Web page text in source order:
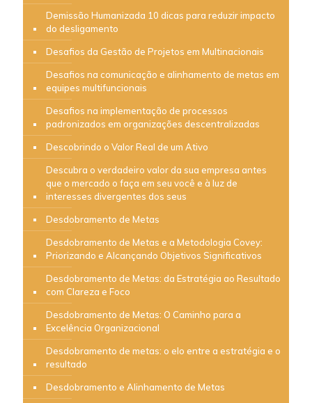
Demissão Humanizada 10 dicas para reduzir impacto
do desligamento
Desafios da Gestão de Projetos em Multinacionais
Desafios na comunicação e alinhamento de metas em
equipes multifuncionais
Desafios na implementação de processos
padronizados em organizações descentralizadas
Descobrindo o Valor Real de um Ativo
Descubra o verdadeiro valor da sua empresa antes
que o mercado o faça em seu você e à luz de
interesses divergentes dos seus
Desdobramento de Metas
Desdobramento de Metas e a Metodologia Covey:
Priorizando e Alcançando Objetivos Significativos
Desdobramento de Metas: da Estratégia ao Resultado
com Clareza e Foco
Desdobramento de Metas: O Caminho para a
Excelência Organizacional
Desdobramento de metas: o elo entre a estratégia e o
resultado
Desdobramento e Alinhamento de Metas